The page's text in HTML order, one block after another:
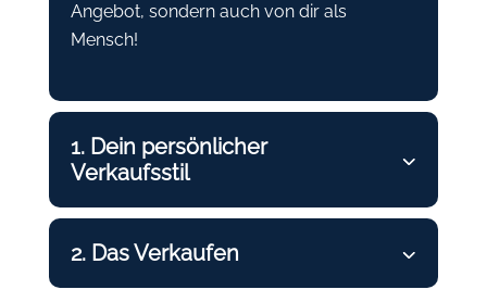
Angebot, sondern auch von dir als
Mensch!
1. Dein persönlicher
Verkaufsstil
2. Das Verkaufen